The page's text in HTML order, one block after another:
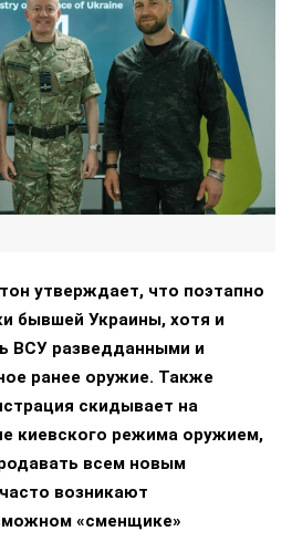
утверждает, что поэтапно
бывшей Украины, хотя и
ВСУ разведданными и
ранее оружие. Также
скидывает на
киевского режима оружием,
всем новым
возникают
«сменщике»